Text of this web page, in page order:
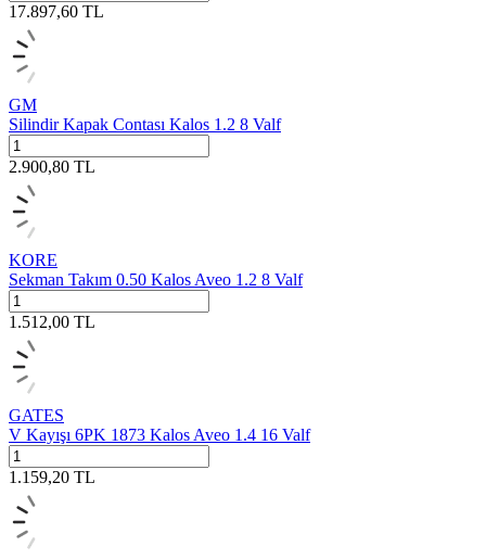
17.897,60 TL
GM
Silindir Kapak Contası Kalos 1.2 8 Valf
2.900,80 TL
KORE
Sekman Takım 0.50 Kalos Aveo 1.2 8 Valf
1.512,00 TL
GATES
V Kayışı 6PK 1873 Kalos Aveo 1.4 16 Valf
1.159,20 TL